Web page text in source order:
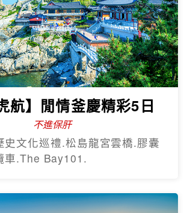
航】閒情釜慶精彩5日
不進保肝
史文化巡禮.松島龍宮雲橋.膠囊
車.The Bay101.